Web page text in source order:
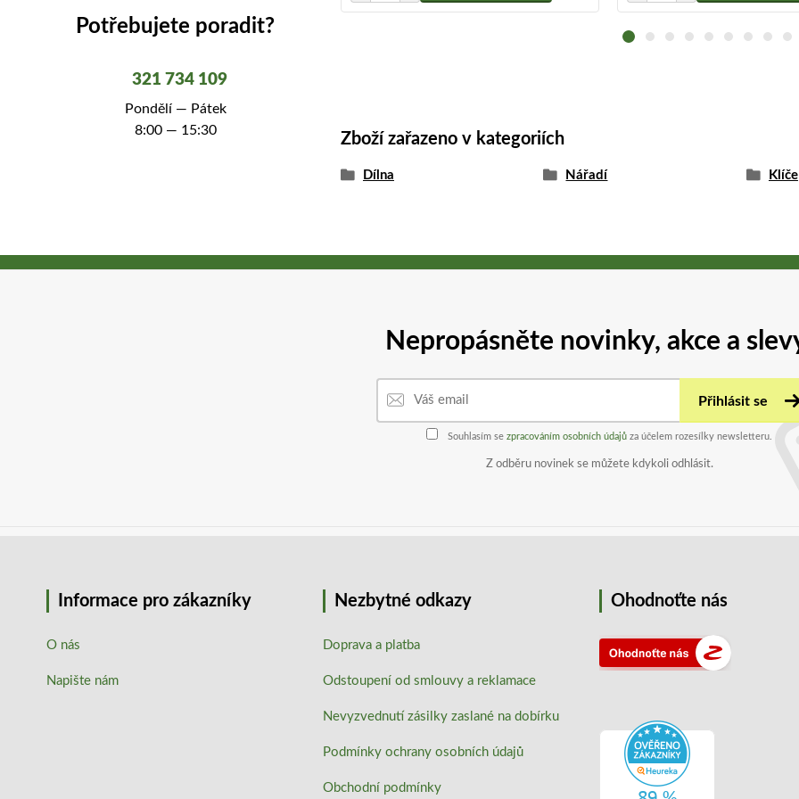
Potřebujete poradit?
321 734 109
Pondělí — Pátek
8:00 — 15:30
Zboží zařazeno v kategoriích
Dílna Nářadí Klíče
Nepropásněte novinky, akce a
Přihlásit se
Souhlasím se zpracováním osobních údajů za účelem rozesílky newsletteru.
Z odběru novinek se můžete kdykoli odhlásit.
Informace pro zákazníky
O nás
Napište nám
Nezbytné odkazy
Doprava a platba
Odstoupení od smlouvy a reklamace
Nevyzvednutí zásilky zaslané na dobírku
Podmínky ochrany osobních údajů
Obchodní podmínky
Ohodnoťte nás